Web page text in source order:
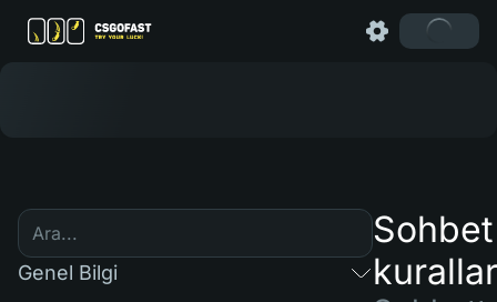
Genel Bilgi
Sohbet